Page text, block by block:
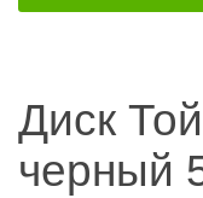
Диск
черный